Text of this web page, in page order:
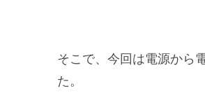
そこで、今回は電源から
た。